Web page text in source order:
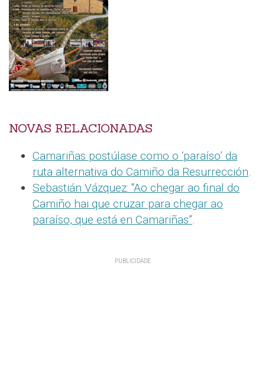
NOVAS RELACIONADAS
Camariñas postúlase como o ‘paraíso’ da
ruta alternativa do Camiño da Resurrección.
Sebastián Vázquez: "Ao chegar ao final do
Camiño hai que cruzar para chegar ao
paraíso, que está en Camariñas”.